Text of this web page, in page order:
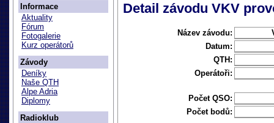
Informace
Aktuality
Fórum
Fotogalerie
Kurz operátorů
Závody
Deníky
Naše QTH
Alpe Adria
Diplomy
Radioklub
Detail závodu VKV
Název závodu:
Datum:
QTH:
Operátoři:
Počet QSO:
Počet bodů: